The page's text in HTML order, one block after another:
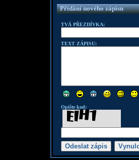
Přidání nového zápisu
TVÁ PŘEZDÍVKA:
TEXT ZÁPISU:
Opište kod: